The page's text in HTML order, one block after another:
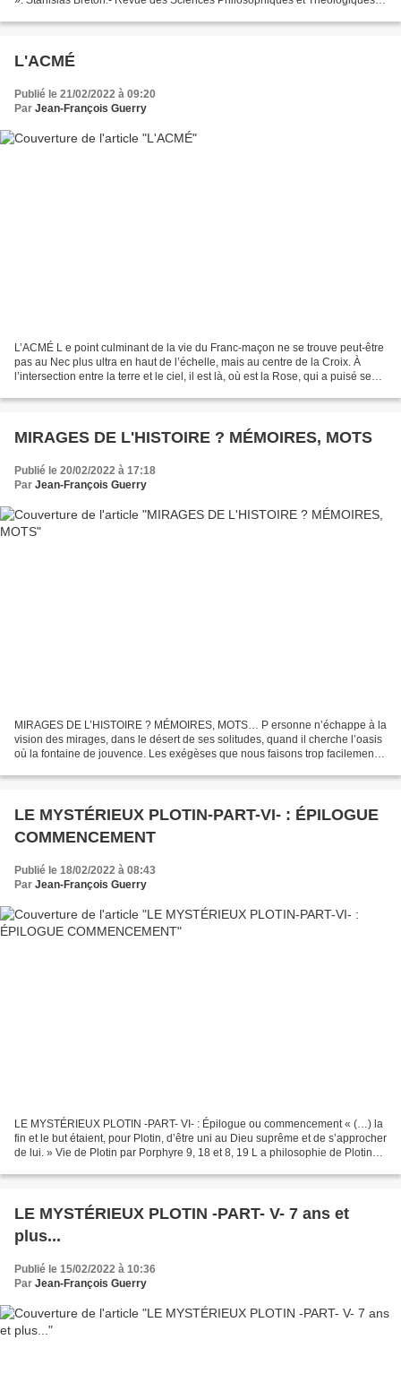
L'ACMÉ
Publié le 21/02/2022 à 09:20
Par Jean-François Guerry
L’ACMÉ L e point culminant de la vie du Franc-maçon ne se trouve peut-être
pas au Nec plus ultra en haut de l’échelle, mais au centre de la Croix. À
l’intersection entre la terre et le ciel, il est là, où est la Rose, qui a puisé ses
MIRAGES DE L'HISTOIRE ? MÉMOIRES, MOTS
Publié le 20/02/2022 à 17:18
Par Jean-François Guerry
MIRAGES DE L’HISTOIRE ? MÉMOIRES, MOTS… P ersonne n’échappe à la
vision des mirages, dans le désert de ses solitudes, quand il cherche l’oasis
où la fontaine de jouvence. Les exégèses que nous faisons trop facilement
LE MYSTÉRIEUX PLOTIN-PART-VI- : ÉPILOGUE
COMMENCEMENT
Publié le 18/02/2022 à 08:43
Par Jean-François Guerry
LE MYSTÉRIEUX PLOTIN -PART- VI- : Épilogue ou commencement « (…) la
fin et le but étaient, pour Plotin, d’être uni au Dieu suprême et de s’approcher
de lui. » Vie de Plotin par Porphyre 9, 18 et 8, 19 L a philosophie de Plotin
LE MYSTÉRIEUX PLOTIN -PART- V- 7 ans et
plus...
Publié le 15/02/2022 à 10:36
Par Jean-François Guerry